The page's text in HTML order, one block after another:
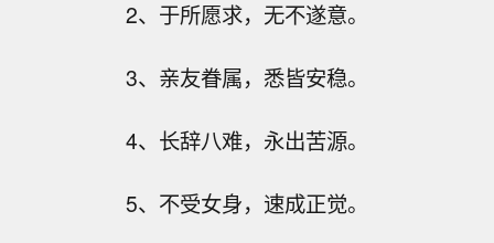
2、于所愿求，无不遂意。
3、亲友眷属，悉皆安稳。
4、长辞八难，永出苦源。
5、不受女身，速成正觉。